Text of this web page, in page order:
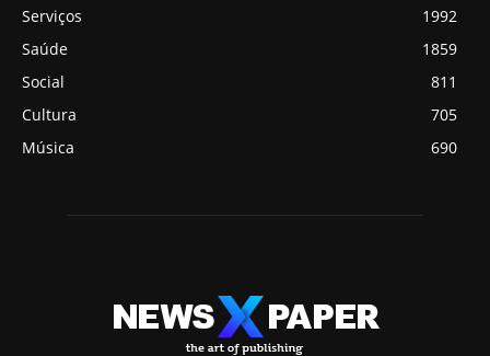
Serviços
1992
Saúde
1859
Social
811
Cultura
705
Música
690